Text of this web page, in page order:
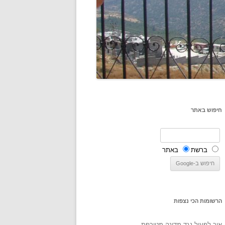
חיפוש באתר
ברשת באתר
הרשומות הכי נצפות